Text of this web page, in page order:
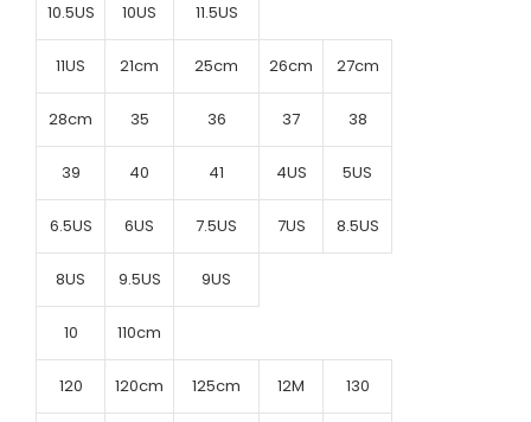
10.5US 10US 11.5US
11US 21cm 25cm 26cm 27cm
28cm 35 36 37 38
39 40 41 4US 5US
6.5US 6US 7.5US 7US 8.5US
8US 9.5US 9US
10 110cm
120 120cm 125cm 12M 130